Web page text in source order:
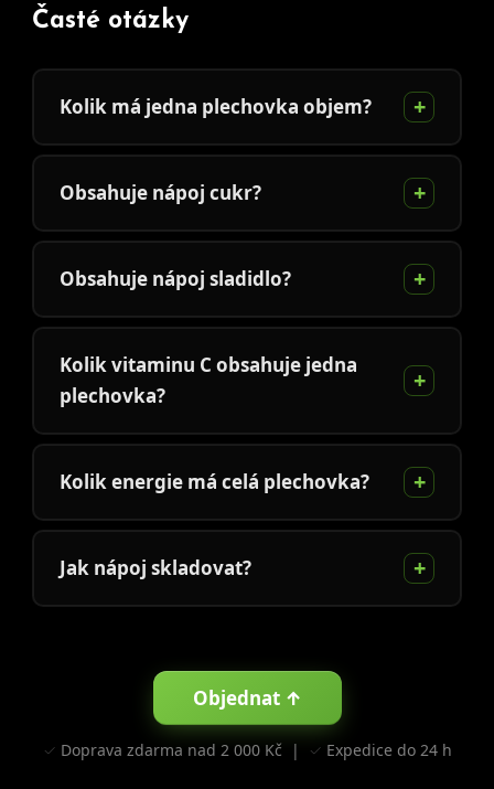
Časté otázky
Kolik má jedna plechovka objem?
Obsahuje nápoj cukr?
Obsahuje nápoj sladidlo?
Kolik vitaminu C obsahuje jedna
plechovka?
Kolik energie má celá plechovka?
Jak nápoj skladovat?
Objednat ↑
✓ Doprava zdarma nad 2 000 Kč | ✓ Expedice do 24 h